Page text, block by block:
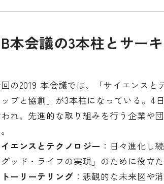
本会議の3本柱とサー
の2019 本会議では、「サイエンス
プと協創」が3本柱になっている。4
れ、先進的な取り組みを行う企業や
エンスとテクノロジー ：日々進化し
グッド・ライフの実現」のために役立
ーリーテリング ：悲観的な未来図や